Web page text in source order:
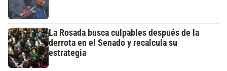
La Rosada busca culpables después de la
derrota en el Senado y recalcula su
estrategia